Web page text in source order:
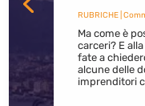
RUBRICHE|
Ma come è
carceri? E
fate a
alcune delle
imprenditori